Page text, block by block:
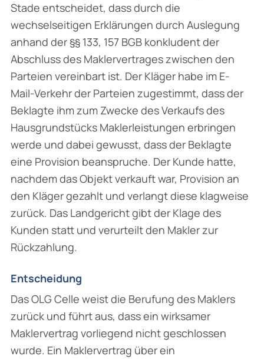
Stade entscheidet, dass durch die
wechselseitigen Erklärungen durch Auslegung
anhand der §§ 133, 157 BGB konkludent der
Abschluss des Maklervertrages zwischen den
Parteien vereinbart ist. Der Kläger habe im E-
Mail-Verkehr der Parteien zugestimmt, dass der
Beklagte ihm zum Zwecke des Verkaufs des
Hausgrundstücks Maklerleistungen erbringen
werde und dabei gewusst, dass der Beklagte
eine Provision beanspruche. Der Kunde hatte,
nachdem das Objekt verkauft war, Provision an
den Kläger gezahlt und verlangt diese klagweise
zurück. Das Landgericht gibt der Klage des
Kunden statt und verurteilt den Makler zur
Rückzahlung.
Entscheidung
Das OLG Celle weist die Berufung des Maklers
zurück und führt aus, dass ein wirksamer
Maklervertrag vorliegend nicht geschlossen
wurde. Ein Maklervertrag über ein